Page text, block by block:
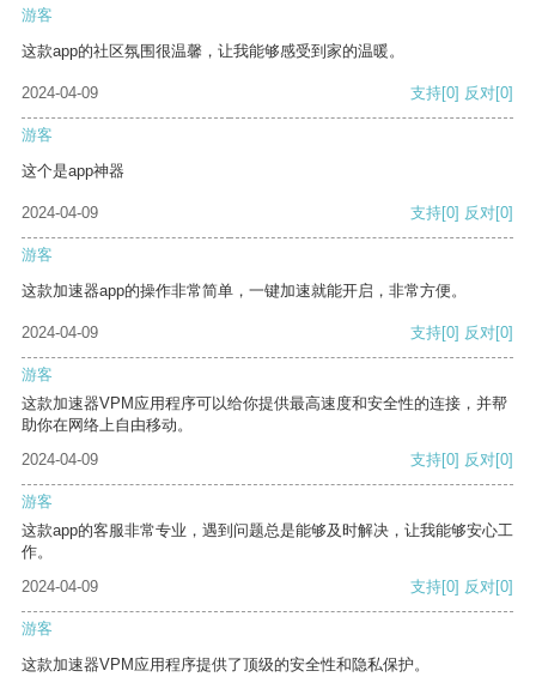
游客
这款app的社区氛围很温馨，让我能够感受到家的温暖。
2024-04-09 支持[0] 反对[0]
游客
这个是app神器
2024-04-09 支持[0] 反对[0]
游客
这款加速器app的操作非常简单，一键加速就能开启，非常方便。
2024-04-09 支持[0] 反对[0]
游客
这款加速器VPM应用程序可以给你提供最高速度和安全性的连接，并帮
助你在网络上自由移动。
2024-04-09
支持[0] 反对[0]
游客
这款app的客服非常专业，遇到问题总是能够及时解决，让我能够安心工
作。
2024-04-09
支持[0] 反对[0]
游客
这款加速器VPM应用程序提供了顶级的安全性和隐私保护。